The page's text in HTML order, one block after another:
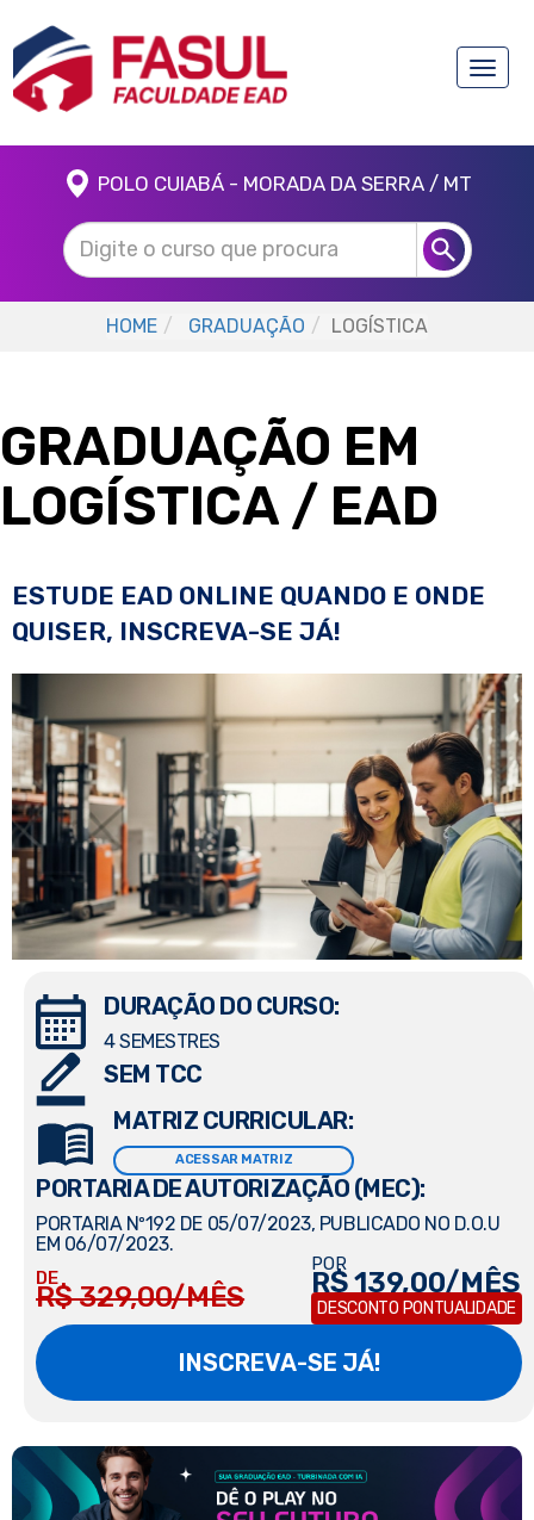
Toggle
POLO CUIABÁ - MORADA DA SERRA / MT
HOME GRADUAÇÃO LOGÍSTICA
GRADUAÇÃO EM
LOGÍSTICA / EAD
ESTUDE EAD ONLINE QUANDO E ONDE
QUISER, INSCREVA-SE JÁ!
DURAÇÃO DO CURSO:
4 SEMESTRES
SEM TCC
MATRIZ CURRICULAR:
ACESSAR MATRIZ
PORTARIA DE AUTORIZAÇÃO (MEC):
PORTARIA Nº192 DE 05/07/2023, PUBLICADO NO D.O.U
EM 06/07/2023.
DE
R$ 329,00/MÊS
POR
R$ 139,00/MÊS
DESCONTO PONTUALIDADE
INSCREVA-SE JÁ!